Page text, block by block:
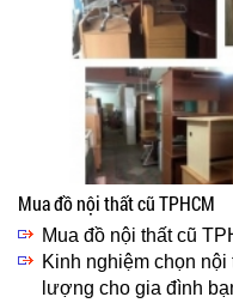
Mua đồ nội thất cũ TPHCM
Mua đồ nội thất cũ
Kinh nghiệm chọn
lượng cho gia đình